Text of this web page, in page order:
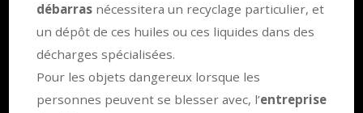
débarrasnécessitera un recyclage particulier, et
un dépôt de ces huiles ou ces liquides dans des
décharges spécialisées.
Pour les objets dangereux lorsque les
personnes peuvent se blesser avec, l’entreprise